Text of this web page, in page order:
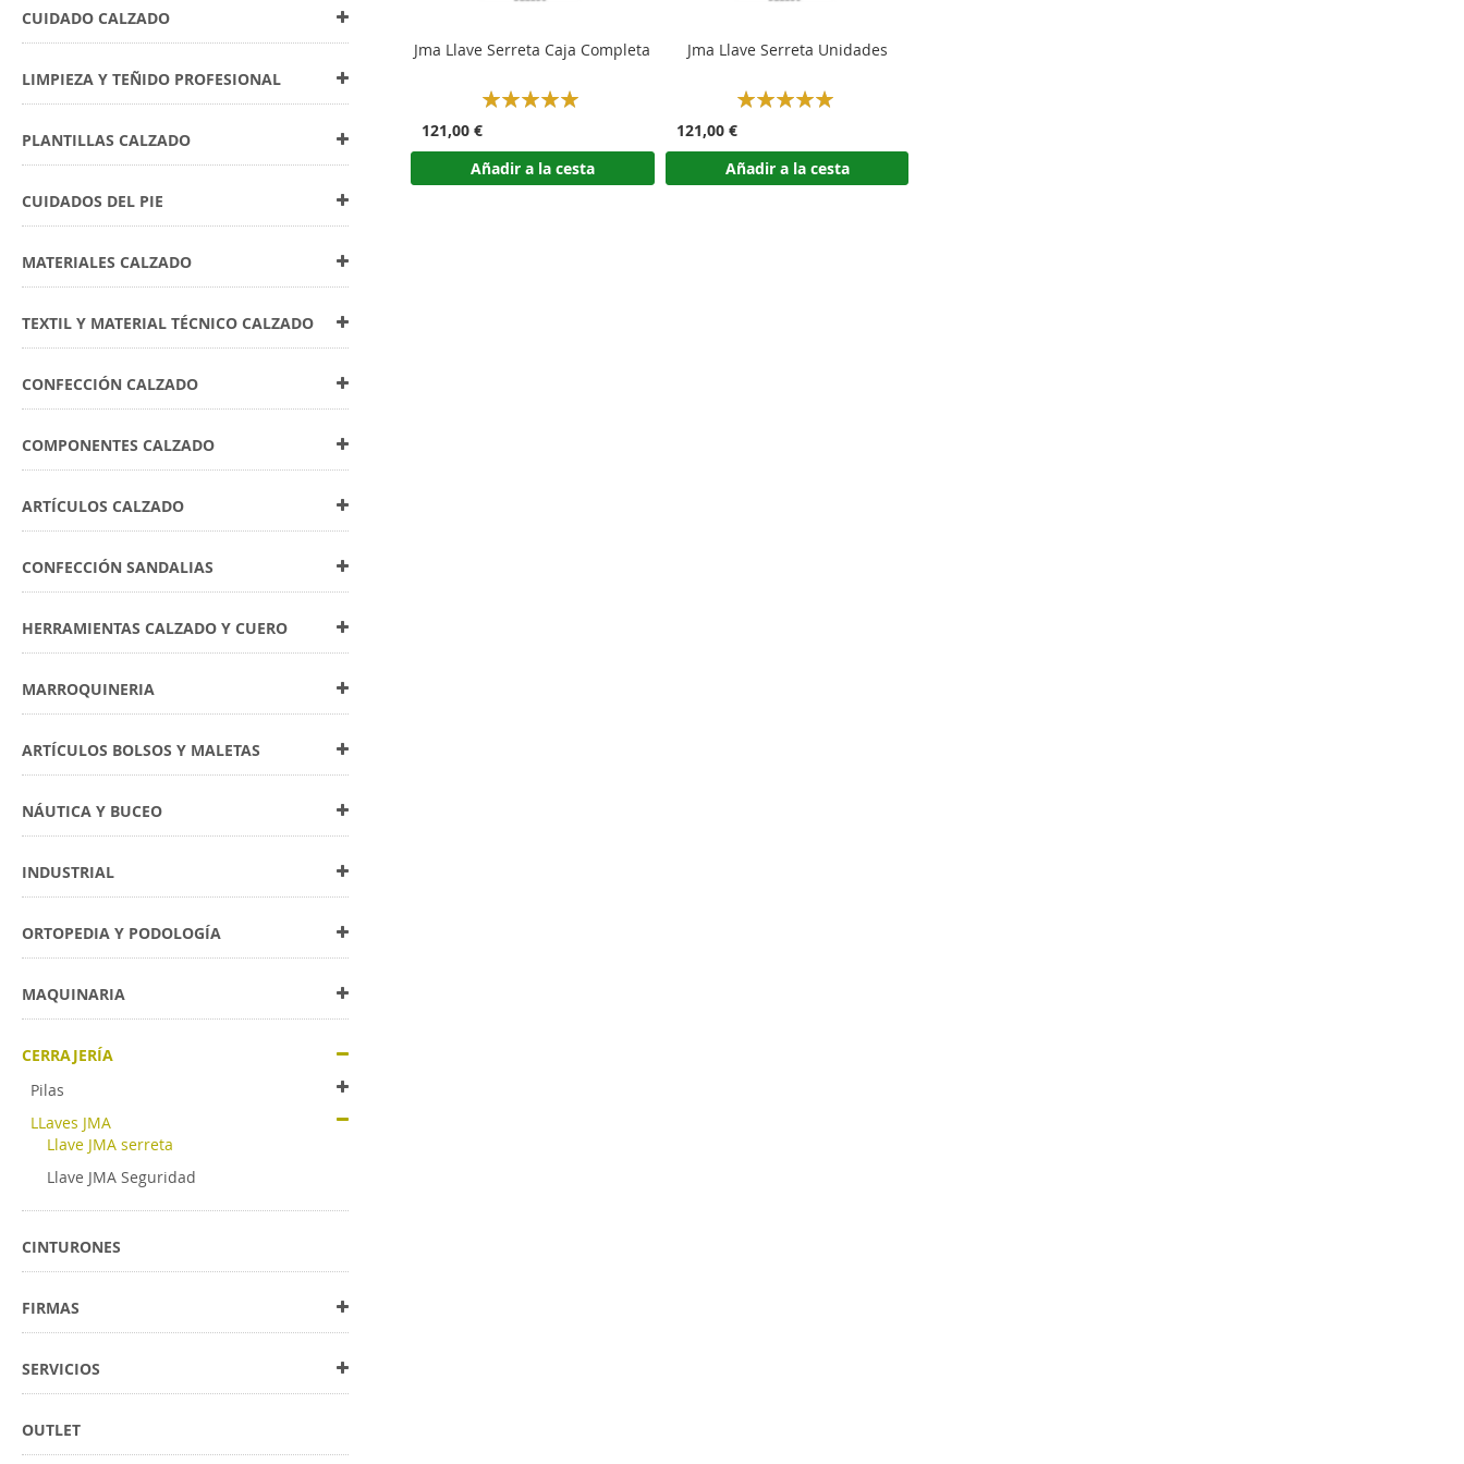
Jma Llave Serreta Caja Completa
Rating:
121,00 €
Añadir a la cesta
Jma Llave Serreta Unidades
Rating:
121,00 €
Añadir a la cesta
CUIDADO CALZADO
LIMPIEZA Y TEÑIDO PROFESIONAL
PLANTILLAS CALZADO
CUIDADOS DEL PIE
MATERIALES CALZADO
TEXTIL Y MATERIAL TÉCNICO CALZADO
CONFECCIÓN CALZADO
COMPONENTES CALZADO
ARTÍCULOS CALZADO
CONFECCIÓN SANDALIAS
HERRAMIENTAS CALZADO Y CUERO
MARROQUINERIA
ARTÍCULOS BOLSOS Y MALETAS
NÁUTICA Y BUCEO
INDUSTRIAL
ORTOPEDIA Y PODOLOGÍA
MAQUINARIA
CERRAJERÍA
Pilas
LLaves JMA
Llave JMA serreta
Llave JMA Seguridad
CINTURONES
FIRMAS
SERVICIOS
OUTLET